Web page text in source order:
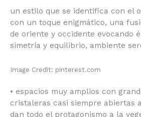
un estilo que se identifica con el
con un toque enigmático, una
de oriente y occidente evocando
simetría y equilibrio, ambiente
Image Credit: pinterest.com
• espacios muy amplios con
cristaleras casi siempre abiertas
dan todo el protagonismo a la